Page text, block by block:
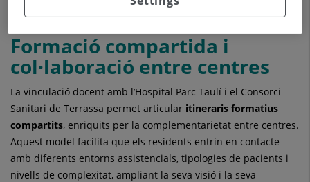
Formació compartida i
col·laboració entre centres
La vinculació docent amb l’Hospital Parc Taulí i el Consorci
Sanitari de Terrassa permet articular itineraris formatius
compartits, enriquits per la complementarietat entre centres.
Aquest model facilita que els residents entrin en contacte
amb diferents entorns assistencials, tipologies de pacients i
nivells de complexitat, ampliant la seva visió i la seva